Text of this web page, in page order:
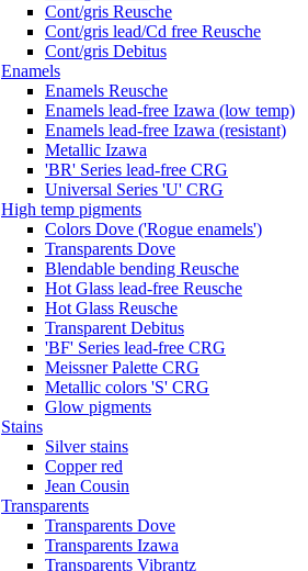
Cont/gris Reusche
Cont/gris lead/Cd free Reusche
Cont/gris Debitus
Enamels
Enamels Reusche
Enamels lead-free Izawa (low temp)
Enamels lead-free Izawa (resistant)
Metallic Izawa
'BR' Series lead-free CRG
Universal Series 'U' CRG
High temp pigments
Colors Dove ('Rogue enamels')
Transparents Dove
Blendable bending Reusche
Hot Glass lead-free Reusche
Hot Glass Reusche
Transparent Debitus
'BF' Series lead-free CRG
Meissner Palette CRG
Metallic colors 'S' CRG
Glow pigments
Stains
Silver stains
Copper red
Jean Cousin
Transparents
Transparents Dove
Transparents Izawa
Transparents Vibrantz